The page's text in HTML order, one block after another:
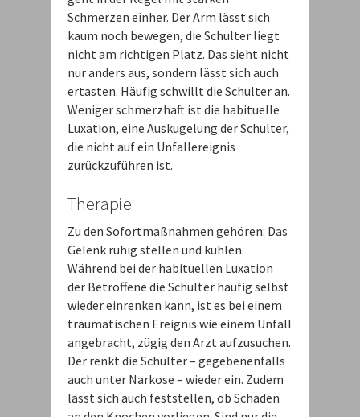
Schmerzen einher. Der Arm lässt sich
kaum noch bewegen, die Schulter liegt
nicht am richtigen Platz. Das sieht nicht
nur anders aus, sondern lässt sich auch
ertasten. Häufig schwillt die Schulter an.
Weniger schmerzhaft ist die habituelle
Luxation, eine Auskugelung der Schulter,
die nicht auf ein Unfallereignis
zurückzuführen ist.
Therapie
Zu den Sofortmaßnahmen gehören: Das
Gelenk ruhig stellen und kühlen.
Während bei der habituellen Luxation
der Betroffene die Schulter häufig selbst
wieder einrenken kann, ist es bei einem
traumatischen Ereignis wie einem Unfall
angebracht, zügig den Arzt aufzusuchen.
Der renkt die Schulter – gegebenenfalls
auch unter Narkose – wieder ein. Zudem
lässt sich auch feststellen, ob Schäden